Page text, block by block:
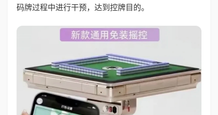
码牌过程中进行干预，达到控牌目的。